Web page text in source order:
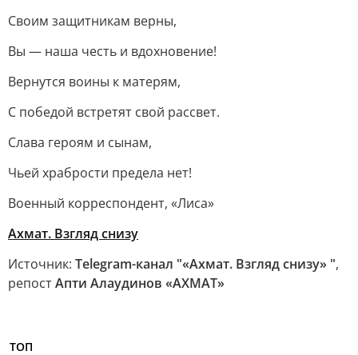
Своим защитникам верны,
Вы — наша честь и вдохновение!
Вернутся воины к матерям,
С победой встретят свой рассвет.
Слава героям и сынам,
Чьей храбрости предела нет!
Военный корреспондент, «Лиса»
Ахмат. Взгляд снизу
Источник: Telegram-канал "«Ахмат. Взгляд снизу» ",
репостАпти Алаудинов «АХМАТ»
ТОП